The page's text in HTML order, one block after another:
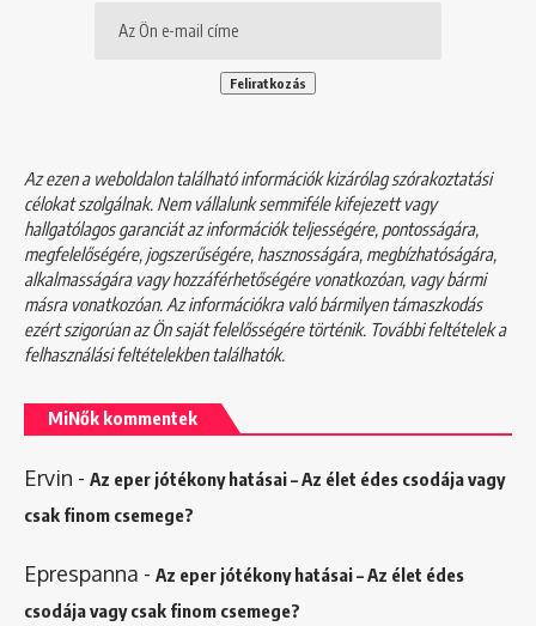
Az ezen a weboldalon található információk kizárólag szórakoztatási
célokat szolgálnak. Nem vállalunk semmiféle kifejezett vagy
hallgatólagos garanciát az információk teljességére, pontosságára,
megfelelőségére, jogszerűségére, hasznosságára, megbízhatóságára,
alkalmasságára vagy hozzáférhetőségére vonatkozóan, vagy bármi
másra vonatkozóan. Az információkra való bármilyen támaszkodás
ezért szigorúan az Ön saját felelősségére történik. További feltételek a
felhasználási feltételekbentalálhatók.
MiNők kommentek
Ervin - Az eper jótékony hatásai – Az élet édes csodája vagy
csak finom csemege?
Eprespanna - Az eper jótékony hatásai – Az élet édes
csodája vagy csak finom csemege?